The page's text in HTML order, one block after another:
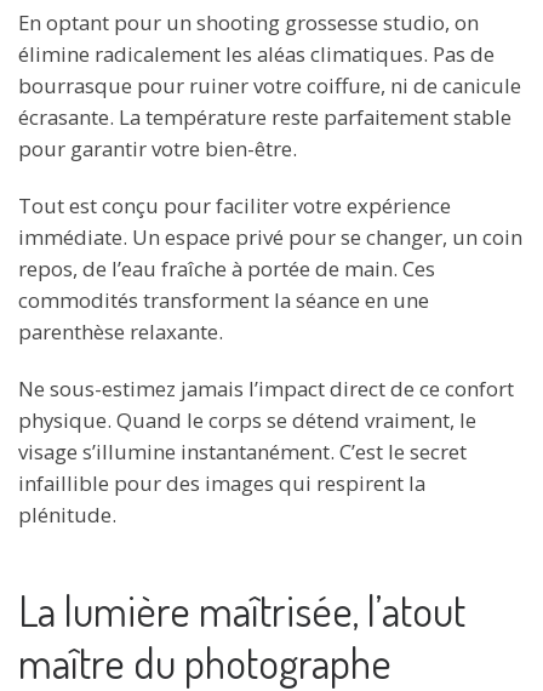
En optant pour un shooting grossesse studio, on
élimine radicalement les aléas climatiques. Pas de
bourrasque pour ruiner votre coiffure, ni de canicule
écrasante. La température reste parfaitement stable
pour garantir votre bien-être.
Tout est conçu pour faciliter votre expérience
immédiate. Un espace privé pour se changer, un coin
repos, de l’eau fraîche à portée de main. Ces
commodités transforment la séance en une
parenthèse relaxante.
Ne sous-estimez jamais l’impact direct de ce confort
physique. Quand le corps se détend vraiment, le
visage s’illumine instantanément. C’est le secret
infaillible pour des images qui respirent la
plénitude.
La lumière maîtrisée, l’atout
maître du photographe